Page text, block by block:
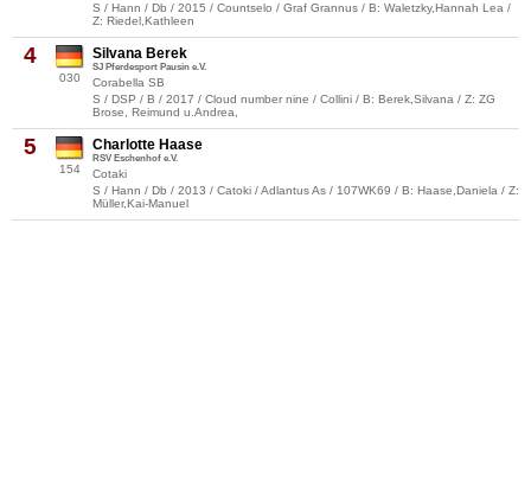
S / Hann / Db / 2015 / Countselo / Graf Grannus / B: Waletzky,Hannah Lea /
Z: Riedel,Kathleen
4
030
Silvana Berek
SJ Pferdesport Pausin e.V.
Corabella SB
S / DSP / B / 2017 / Cloud number nine / Collini / B: Berek,Silvana / Z: ZG
Brose, Reimund u.Andrea,
5
154
Charlotte Haase
RSV Eschenhof e.V.
Cotaki
S / Hann / Db / 2013 / Catoki / Adlantus As / 107WK69 / B: Haase,Daniela / Z:
Müller,Kai-Manuel